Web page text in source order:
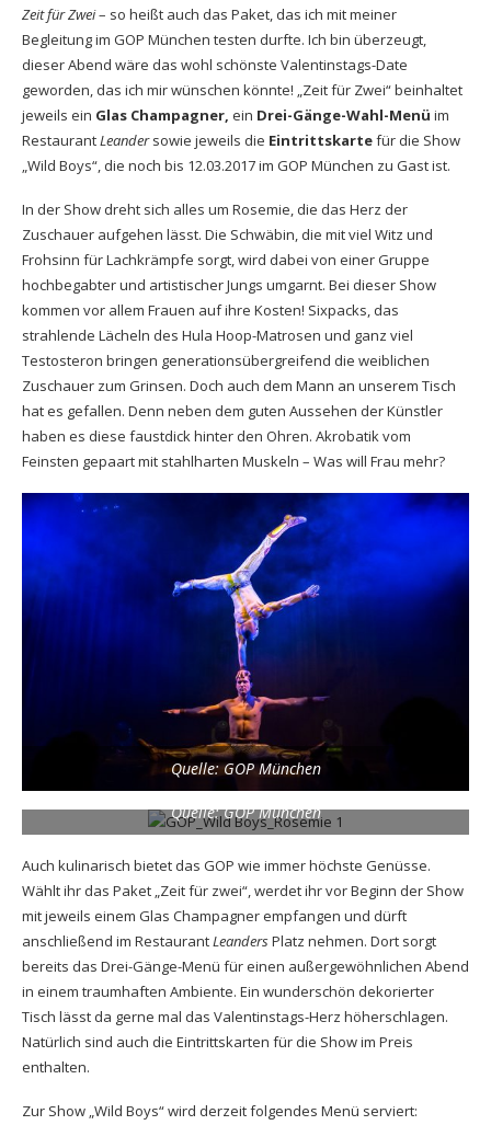
Zeit für Zwei– so heißt auch das Paket, das ich mit meiner
Begleitung im GOP München testen durfte. Ich bin überzeugt,
dieser Abend wäre das wohl schönste Valentinstags-Date
geworden, das ich mir wünschen könnte! „Zeit für Zwei“ beinhaltet
jeweils ein Glas Champagner, ein Drei-Gänge-Wahl-Menü im
RestaurantLeandersowie jeweils die Eintrittskartefür die Show
„Wild Boys“, die noch bis 12.03.2017 im GOP München zu Gast ist.
In der Show dreht sich alles um Rosemie, die das Herz der
Zuschauer aufgehen lässt. Die Schwäbin, die mit viel Witz und
Frohsinn für Lachkrämpfe sorgt, wird dabei von einer Gruppe
hochbegabter und artistischer Jungs umgarnt. Bei dieser Show
kommen vor allem Frauen auf ihre Kosten! Sixpacks, das
strahlende Lächeln des Hula Hoop-Matrosen und ganz viel
Testosteron bringen generationsübergreifend die weiblichen
Zuschauer zum Grinsen. Doch auch dem Mann an unserem Tisch
hat es gefallen. Denn neben dem guten Aussehen der Künstler
haben es diese faustdick hinter den Ohren. Akrobatik vom
Feinsten gepaart mit stahlharten Muskeln – Was will Frau mehr?
Quelle: GOP München
Quelle: GOP München
Auch kulinarisch bietet das GOP wie immer höchste Genüsse.
Wählt ihr das Paket „Zeit für zwei“, werdet ihr vor Beginn der Show
mit jeweils einem Glas Champagner empfangen und dürft
anschließend im RestaurantLeandersPlatz nehmen. Dort sorgt
bereits das Drei-Gänge-Menü für einen außergewöhnlichen Abend
in einem traumhaften Ambiente. Ein wunderschön dekorierter
Tisch lässt da gerne mal das Valentinstags-Herz höherschlagen.
Natürlich sind auch die Eintrittskarten für die Show im Preis
enthalten.
Zur Show „Wild Boys“ wird derzeit folgendes Menü serviert: